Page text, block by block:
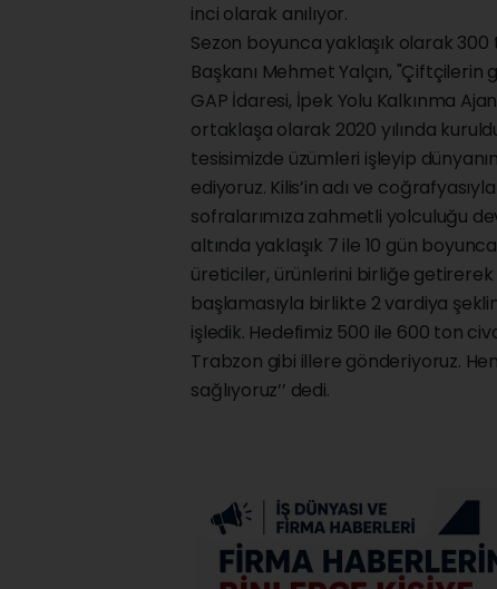
inci olarak anılıyor.
Sezon boyunca yaklaşık olarak
Başkanı Mehmet Yalçın, "Çiftçilerin
GAP İdaresi, İpek Yolu Kalkınma
ortaklaşa olarak 2020 yılında
tesisimizde üzümleri işleyip
ediyoruz. Kilis’in adı ve
sofralarımıza zahmetli yolculuğu
altında yaklaşık 7 ile 10 gün
üreticiler, ürünlerini birliğe getirerek
başlamasıyla birlikte 2 vardiya
işledik. Hedefimiz 500 ile 600 ton
Trabzon gibi illere gönderiyoruz.
sağlıyoruz’’ dedi.